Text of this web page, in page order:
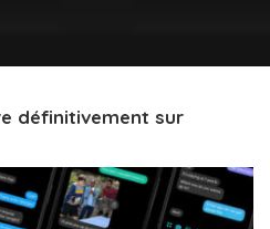
définitivement sur